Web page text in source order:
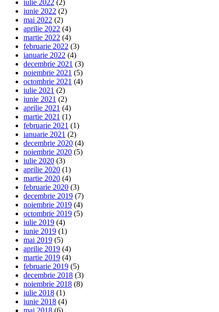
iulie 2022 (2)
iunie 2022 (2)
mai 2022 (2)
aprilie 2022 (4)
martie 2022 (4)
februarie 2022 (3)
ianuarie 2022 (4)
decembrie 2021 (3)
noiembrie 2021 (5)
octombrie 2021 (4)
iulie 2021 (2)
iunie 2021 (2)
aprilie 2021 (4)
martie 2021 (1)
februarie 2021 (1)
ianuarie 2021 (2)
decembrie 2020 (4)
noiembrie 2020 (5)
iulie 2020 (3)
aprilie 2020 (1)
martie 2020 (4)
februarie 2020 (3)
decembrie 2019 (7)
noiembrie 2019 (4)
octombrie 2019 (5)
iulie 2019 (4)
iunie 2019 (1)
mai 2019 (5)
aprilie 2019 (4)
martie 2019 (4)
februarie 2019 (5)
decembrie 2018 (3)
noiembrie 2018 (8)
iulie 2018 (1)
iunie 2018 (4)
mai 2018 (6)